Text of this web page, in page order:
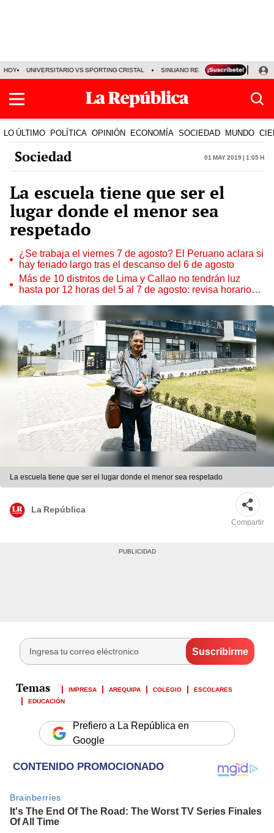
HOY UNIVERSITARIO VS SPORTING CRISTAL SINUANO RESULTADOS HOY
LO ÚLTIMO POLÍTICA OPINIÓN ECONOMÍA SOCIEDAD MUNDO
Sociedad 01 May 2019 | 1:05 h
La escuela tiene que ser el
lugar donde el menor sea
respetado
¿Se trabaja el viernes 7 de agosto? El Peruano aclara si
hay feriado largo tras el descanso del 6 de agosto
Más de 10 distritos de Lima y Callao no tendrán luz
hasta por 12 horas del 5 al 7 de agosto: revisa horarios y
La escuela tiene que ser el lugar donde el menor sea respetado
La República
Compartir
IMPRESA AREQUIPA COLEGIO
ESCOLARES
EDUCACIÓN
Prefiero a La República en
Google